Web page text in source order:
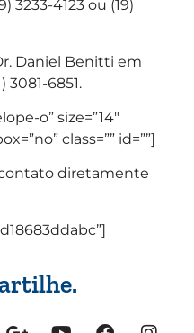
3233-4123 ou (19)
Daniel Benitti em
3081-6851.
o” size=”14″
class=”” id=””]
diretamente